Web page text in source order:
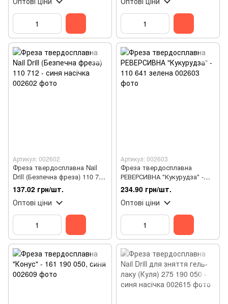
Артикул: 002602
Фреза твердосплавна Nail
Drill (Безпечна фреза) 110 712
- синя насічка
137.02 грн/шт.
Оптові ціни
Артикул: 002603
Фреза твердосплавна
РЕВЕРСИВНА "Кукурудза" -
110 641 зелена
234.90 грн/шт.
Оптові ціни